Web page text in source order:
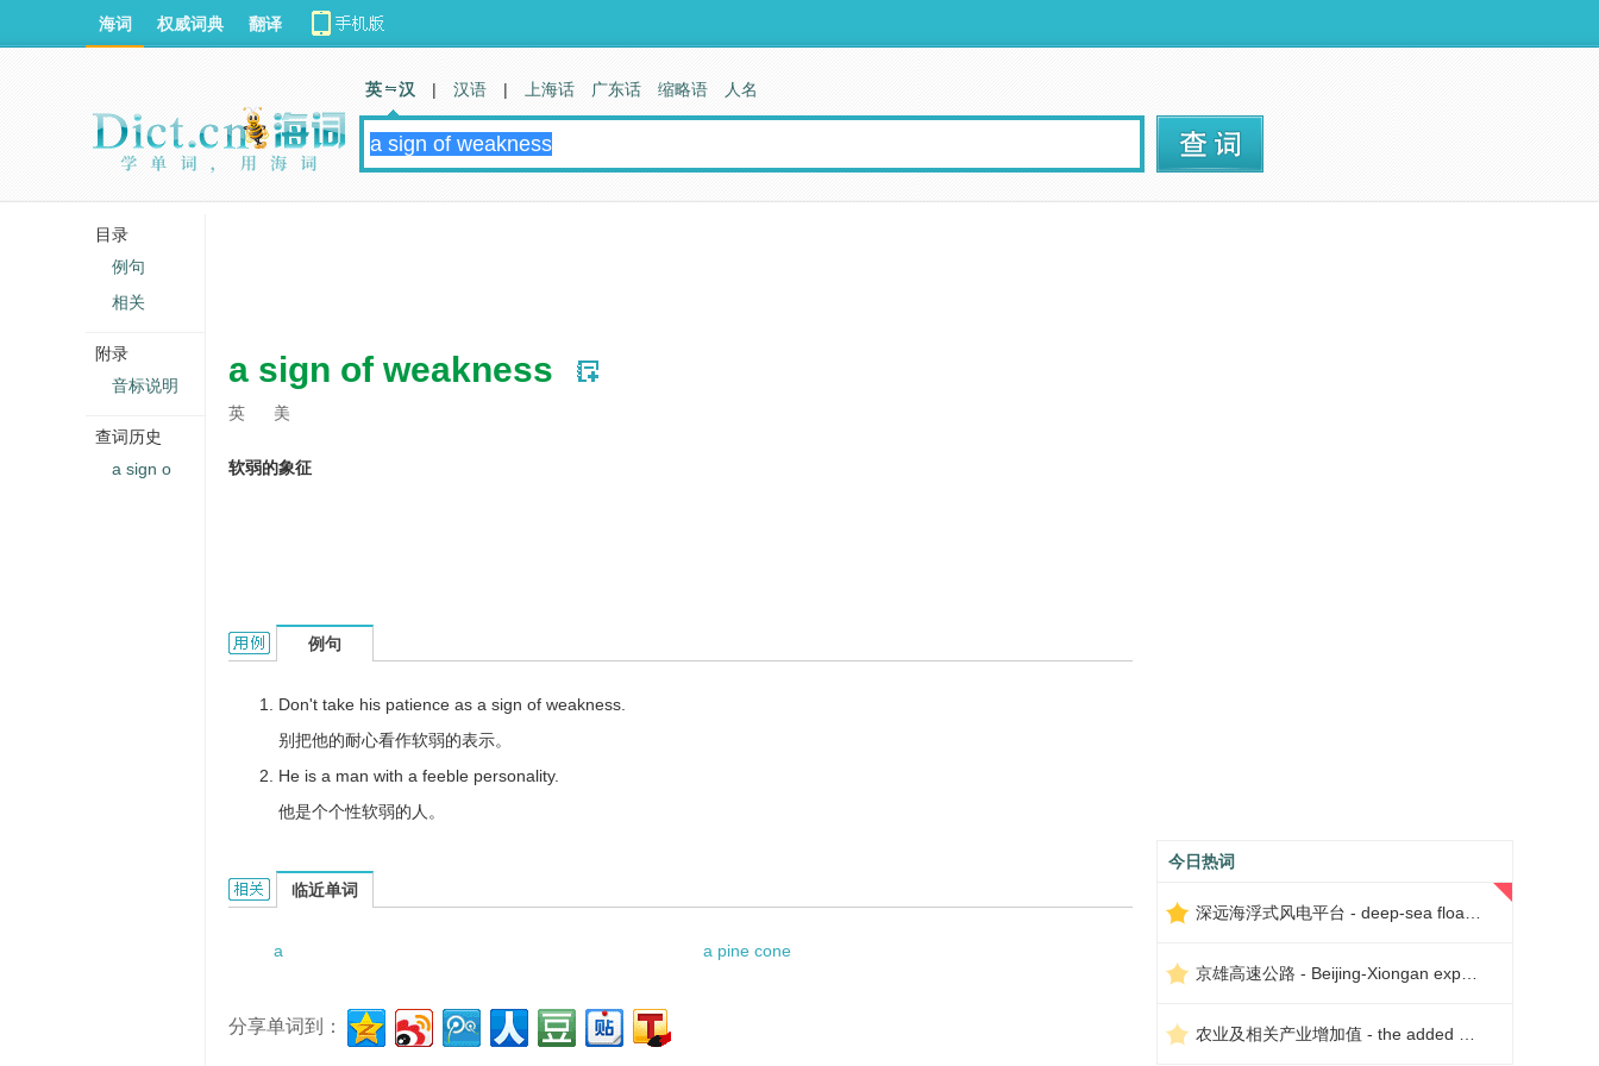
a sign of weakness
英 美
软弱的象征
a sign of weakness的用法和样例：
例句
Don't take his patience as a sign of weakness.
别把他的耐心看作软弱的表示。
He is a man with a feeble personality.
他是个个性软弱的人。
a sign of weakness的相关资料：
临近单词
a a pine cone
分享单词到：
今日热词
海词 权威词典 翻译
英 汉 | 汉语 | 上海话 广东话 缩略语 人名
目录
例句
相关
附录
音标说明
查词历史
a sign o